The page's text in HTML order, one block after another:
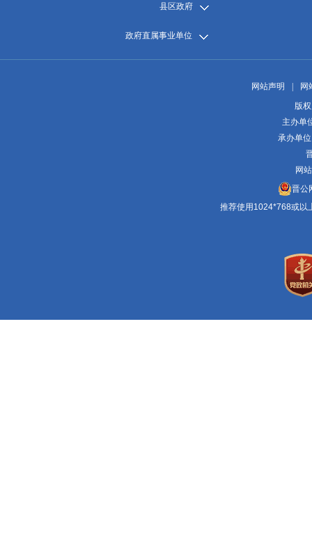
县区政府
政府直属事业单位
网站声明
网
版
主办单
承办单
网
晋公
推荐使用1024*768或以